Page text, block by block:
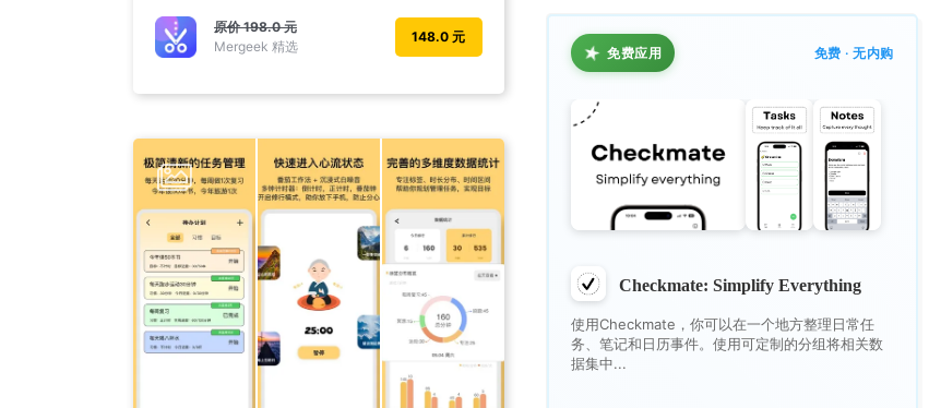
原价198.0 元
Mergeek 精选
148.0 元
★ 免费应用 免费 · 无内购
Checkmate: Simplify Everything
使用Checkmate，你可以在一个地方整理日常任
务、笔记和日历事件。使用可定制的分组将相关数
据集中...